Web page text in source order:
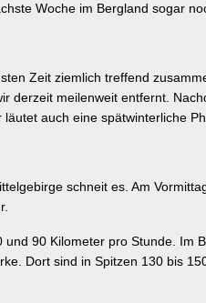
Woche im Bergland sogar
Zeit ziemlich treffend
derzeit meilenweit entfernt.
auch eine spätwinterliche
schneit es. Am
90 Kilometer pro Stunde. Im
Dort sind in Spitzen 130 bis